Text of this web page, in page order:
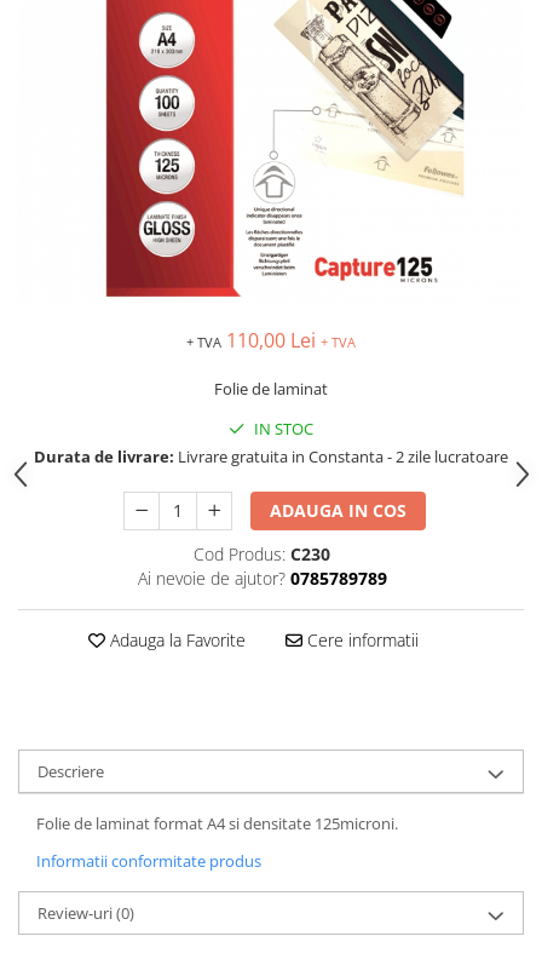
TIPIZATE & HARTII OPERATIONALE
PLICURI PENTRU CORESPONDENTA,
DOCUMENTE & SPECIALE
ETICHETE AUTOADEZIVE
CUBURI DIN HARTIE & CUBURI
CAIETE & BLOCK NOTES-URI
ACCESORII PENTRU BIROU
CAPSATOARE & DECAPSATOARE
BANDA ADEZIVA & DISPENCERE
ADEZIVI
ACCESORII PRINDERE
TUS/TUSIRE & STAMPILE
INSTRUMENTE DE SCRIS &
STILOURI - ROLLERE - PIXURI CU
GEL & SET-URI
MARKERE WHITEBOARD
MARKERE CU VOPSEA
MARKERE PERMANENTE
MANUSI NITRIL NEPUDRATE
+ TVA 110,00 Lei + TVA
Folie de laminat
IN STOC
Durata de livrare: Livrare gratuita in Constanta - 2 zile lucratoare
ADAUGA IN COS
Cod Produs: C230
Ai nevoie de ajutor? 0785789789
Adauga la Favorite Cere informatii
Descriere
Folie de laminat format A4 si densitate 125microni.
Informatii conformitate produs
Review-uri(0)